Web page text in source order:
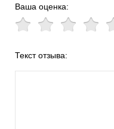
Ваша оценка:
Текст отзыва: